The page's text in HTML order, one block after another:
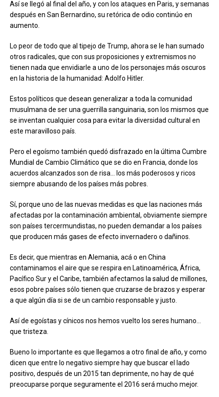
Así se llegó al final del año, y con los ataques en Paris, y semanas
después en San Bernardino, su retórica de odio continúo en
aumento.
Lo peor de todo que al tipejo de Trump, ahora se le han sumado
otros radicales, que con sus proposiciones y extremismos no
tienen nada que envidiarle a uno de los personajes más oscuros
en la historia de la humanidad: Adolfo Hitler.
Estos políticos que desean generalizar a toda la comunidad
musulmana de ser una guerrilla sanguinaria, son los mismos que
se inventan cualquier cosa para evitar la diversidad cultural en
este maravilloso país.
Pero el egoísmo también quedó disfrazado en la última Cumbre
Mundial de Cambio Climático que se dio en Francia, donde los
acuerdos alcanzados son de risa… los más poderosos y ricos
siempre abusando de los países más pobres.
Sí, porque uno de las nuevas medidas es que las naciones más
afectadas por la contaminación ambiental, obviamente siempre
son países tercermundistas, no pueden demandar a los países
que producen más gases de efecto invernadero o dañinos.
Es decir, que mientras en Alemania, acá o en China
contaminamos el aire que se respira en Latinoamérica, África,
Pacífico Sur y el Caribe, también afectamos la salud de millones,
esos pobre países sólo tienen que cruzarse de brazos y esperar
a que algún día si se de un cambio responsable y justo.
Así de egoístas y cínicos nos hemos vuelto los seres humano…
que tristeza.
Bueno lo importante es que llegamos a otro final de año, y como
dicen que entre lo negativo siempre hay que buscar el lado
positivo, después de un 2015 tan deprimente, no hay de qué
preocuparse porque seguramente el 2016 será mucho mejor.